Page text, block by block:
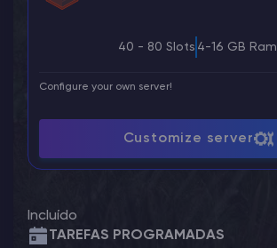
40 - 80 Slots 4-16 GB Ram
Configure your own server!
Customize server
Incluído
TAREFAS PROGRAMADAS